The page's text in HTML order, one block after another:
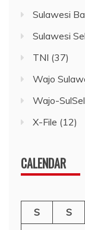
Sulawesi
Sulawesi
TNI (37)
Wajo
Wajo-SulSel
X-File (12)
CALENDAR
S
S